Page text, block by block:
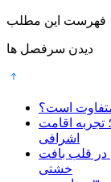
فهرست این مطلب
دیدن سرفصل ها
متفاوت است؟
یزد؛ تجربه اقامت
اشرافی
در قلب بافت
خشتی